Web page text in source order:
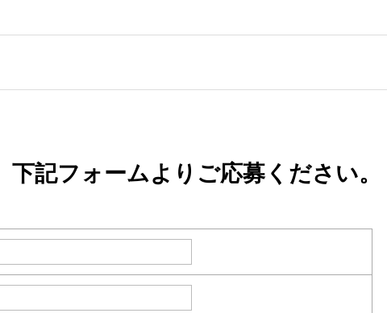
記フォームよりご応募ください。